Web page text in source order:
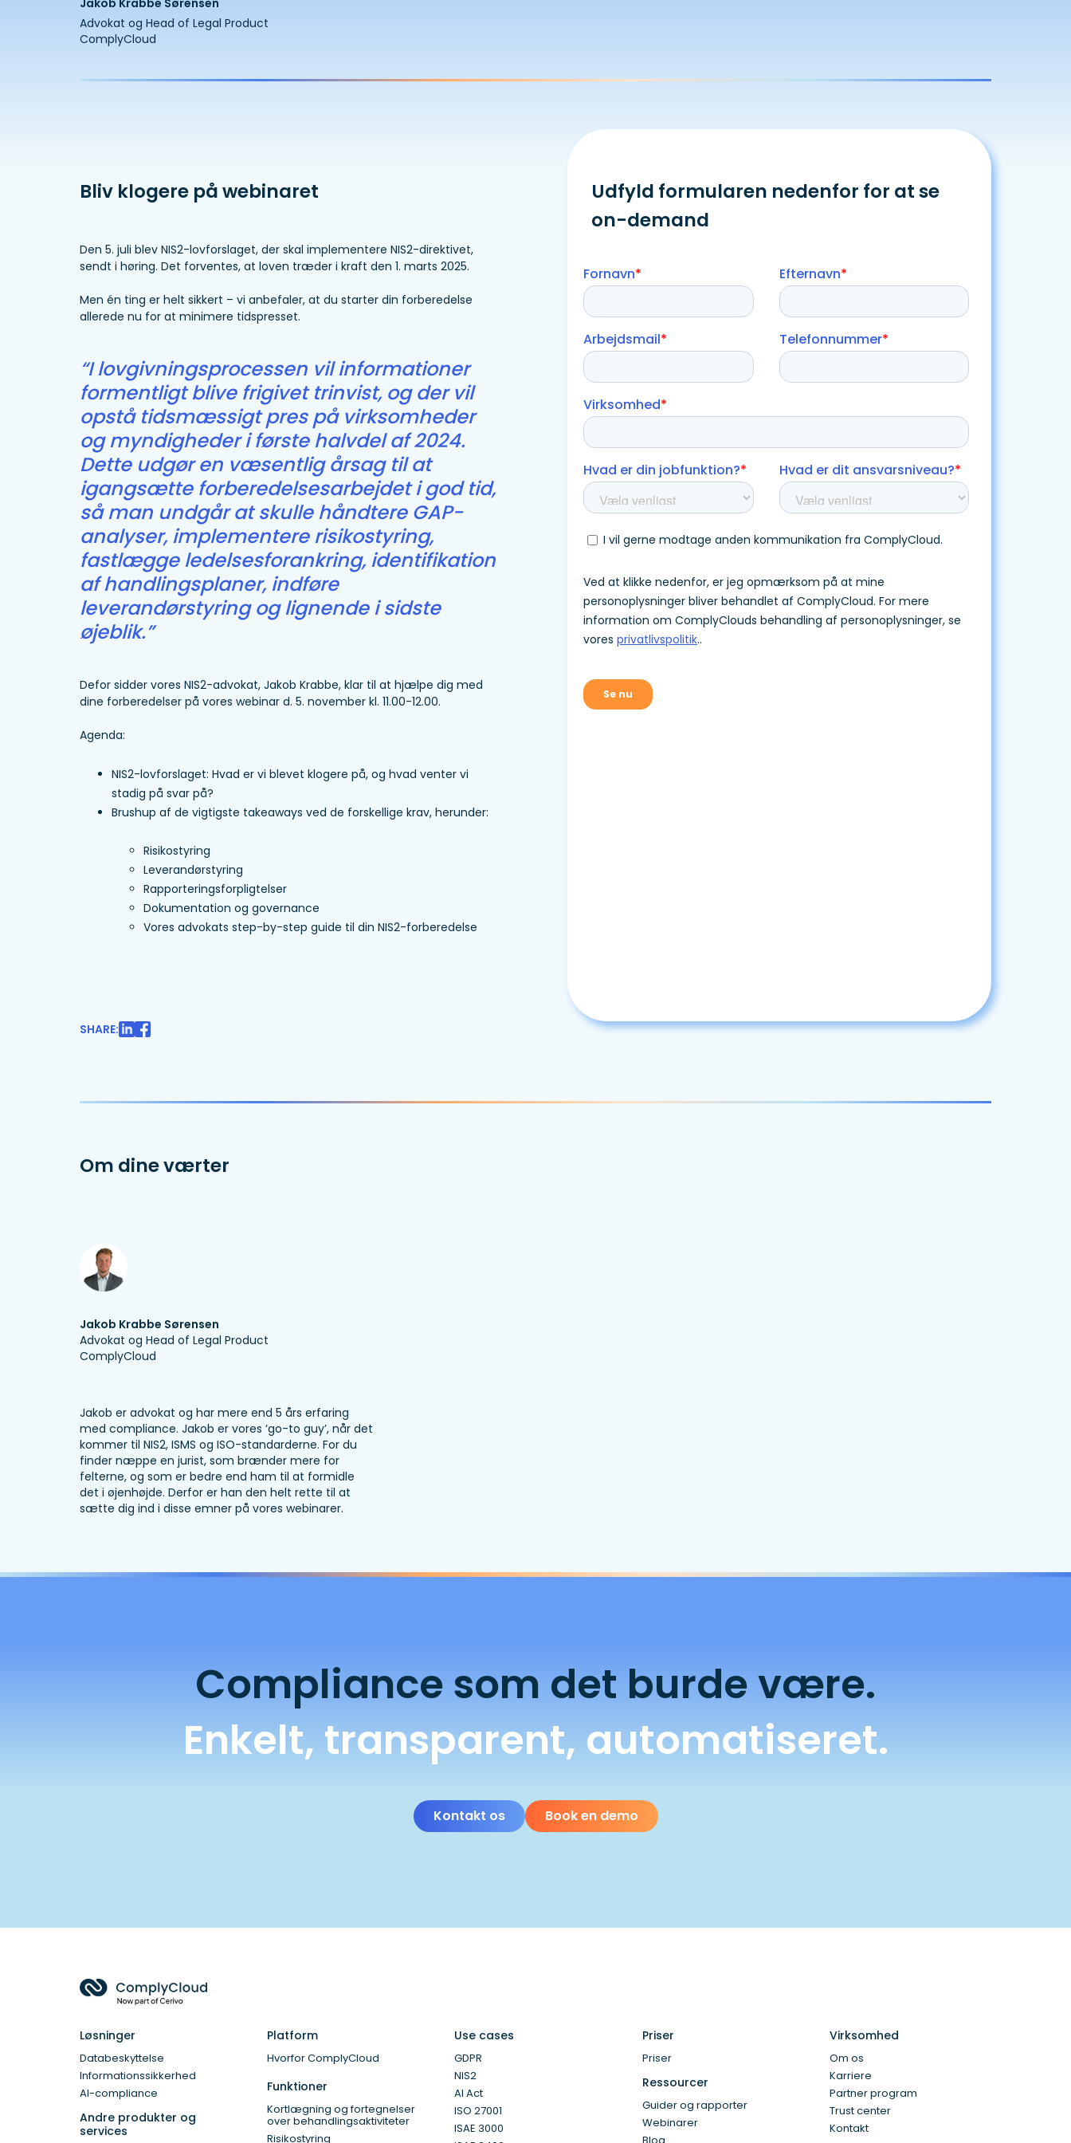
Jakob Krabbe Sørensen
Advokat og Head of Legal Product
ComplyCloud
Bliv klogere på webinaret
Den 5. juli blev NIS2-lovforslaget, der skal implementere NIS2-direktivet,
sendt i høring. Det forventes, at loven træder i kraft den 1. marts 2025.
Men én ting er helt sikkert – vi anbefaler, at du starter din forberedelse
allerede nu for at minimere tidspresset.
“I lovgivningsprocessen vil informationer
formentligt blive frigivet trinvist, og der vil
opstå tidsmæssigt pres på virksomheder
og myndigheder i første halvdel af 2024.
Dette udgør en væsentlig årsag til at
igangsætte forberedelsesarbejdet i god tid,
så man undgår at skulle håndtere GAP-
analyser, implementere risikostyring,
fastlægge ledelsesforankring, identifikation
af handlingsplaner, indføre
leverandørstyring og lignende i sidste
øjeblik.”
Defor sidder vores NIS2-advokat, Jakob Krabbe, klar til at hjælpe dig med
dine forberedelser på vores webinar d. 5. november kl. 11.00-12.00.
Agenda:
NIS2-lovforslaget: Hvad er vi blevet klogere på, og hvad venter vi
stadig på svar på?
Brushup af de vigtigste takeaways ved de forskellige krav, herunder:
Risikostyring
Leverandørstyring
Rapporteringsforpligtelser
Dokumentation og governance
Vores advokats step-by-step guide til din NIS2-forberedelse
SHARE:
Udfyld formularen nedenfor for at se
on-demand
Om dine værter
Jakob Krabbe Sørensen
Advokat og Head of Legal Product
ComplyCloud
Jakob er advokat og har mere end 5 års erfaring
med compliance. Jakob er vores ‘go-to guy’, når det
kommer til NIS2, ISMS og ISO-standarderne. For du
finder næppe en jurist, som brænder mere for
felterne, og som er bedre end ham til at formidle
det i øjenhøjde. Derfor er han den helt rette til at
sætte dig ind i disse emner på vores webinarer.
Compliance som det burde være.
Enkelt, transparent, automatiseret.
Kontakt os Book en demo
Løsninger
Databeskyttelse
Informationssikkerhed
AI-compliance
Andre produkter og
services
Platform
Hvorfor ComplyCloud
Funktioner
Kortlægning og fortegnelser
over behandlingsaktiviteter
Risikostyring
Use cases
GDPR
NIS2
AI Act
ISO 27001
ISAE 3000
Priser
Priser
Ressourcer
Guider og rapporter
Webinarer
Virksomhed
Om os
Karriere
Partner program
Trust center
Kontakt